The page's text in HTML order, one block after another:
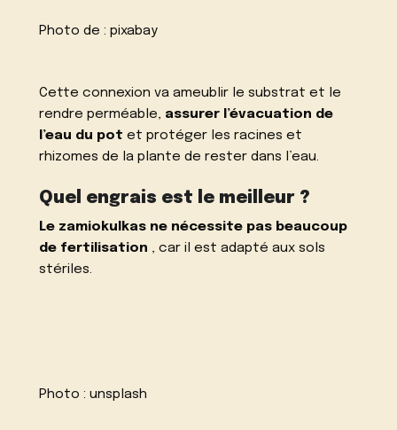
Photo de :pixabay
Cette connexion va ameublir le substrat et le
rendre perméable, assurer l’évacuation de
l’eau du pot et protéger les racines et
rhizomes de la plante de rester dans l’eau.
Quel engrais est le meilleur ?
Le zamiokulkas ne nécessite pas beaucoup
de fertilisation , car il est adapté aux sols
stériles.
Photo :unsplash